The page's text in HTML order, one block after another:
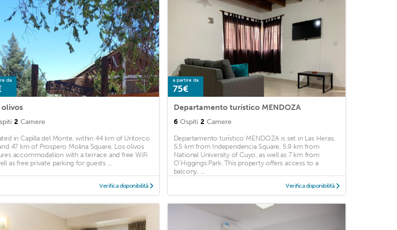
da
olivos
2 Camere
in Capilla del Monte, within 44 km of Uritorco
47 km of Prospero Molina Square, Los olivos
accommodation with a terrace and free WiFi
as free private parking for guests ...
Verifica disponibilità
a partire da
75€
Departamento turístico MENDOZA
6 Ospiti 2 Camere
Departamento turístico MENDOZA is set in Las Heras,
5.5 km from Independencia Square, 5.9 km from
National University of Cuyo, as well as 7 km from
O'Higgings Park. This property offers access to a
balcony, ...
Verifica disponibilità